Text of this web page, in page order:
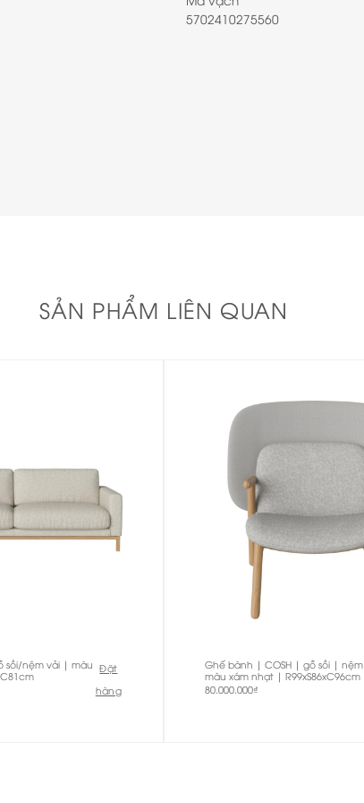
5702410275560
SẢN PHẨM LIÊN QUAN
sồi/nệm vải | màu
Đặt
hàng
Ghế bành | COSH | gỗ sồi |
màu xám nhạt | R99xS86xC96cm
80.000.000₫